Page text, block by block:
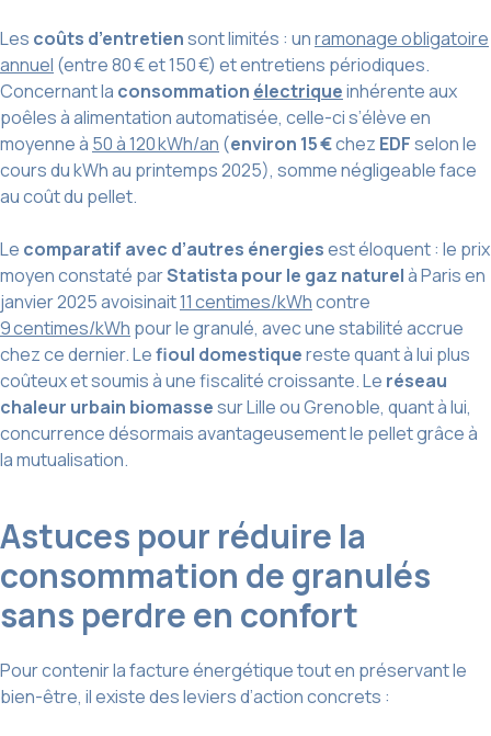
Les coûts d’entretiensont limités : unramonage obligatoire
annuel (entre 80 € et 150 €) et entretiens périodiques.
Concernant la consommation électriqueinhérente aux
poêles à alimentation automatisée, celle-ci s’élève en
moyenne à 50 à 120 kWh/an (environ 15 €chez EDFselon le
cours du kWh au printemps 2025), somme négligeable face
au coût du pellet.
Le comparatif avec d’autres énergiesest éloquent : le prix
moyen constaté parStatista pour le gaz naturelà Paris en
janvier 2025 avoisinait11 centimes/kWhcontre
9 centimes/kWh pour le granulé, avec une stabilité accrue
chez ce dernier. Lefioul domestiquereste quant à lui plus
coûteux et soumis à une fiscalité croissante. Le réseau
chaleur urbain biomassesur Lille ou Grenoble, quant à lui,
concurrence désormais avantageusement le pellet grâce à
la mutualisation.
Astuces pour réduire la
consommation de granulés
sans perdre en confort
Pour contenir la facture énergétique tout en préservant le
bien-être, il existe des leviers d’action concrets :